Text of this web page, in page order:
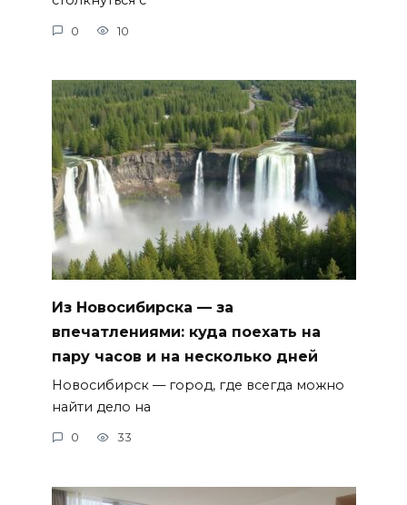
0 10
Из Новосибирска — за
впечатлениями: куда поехать на
пару часов и на несколько дней
Новосибирск — город, где всегда можно
найти дело на
0 33